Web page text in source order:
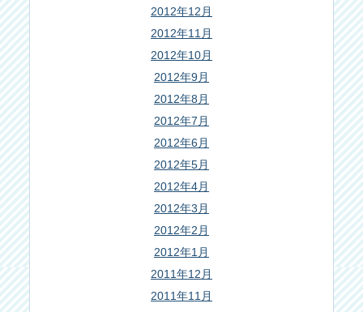
2012年12月
2012年11月
2012年10月
2012年9月
2012年8月
2012年7月
2012年6月
2012年5月
2012年4月
2012年3月
2012年2月
2012年1月
2011年12月
2011年11月